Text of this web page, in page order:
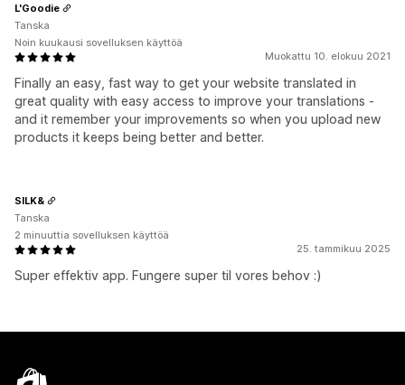
Muokattu 10. elokuu 2021
Finally an easy, fast way to get your website translated in
great quality with easy access to improve your translations -
and it remember your improvements so when you upload new
products it keeps being better and better.
L'Goodie
Tanska
Noin kuukausi sovelluksen käyttöä
25. tammikuu 2025
Super effektiv app. Fungere super til vores behov :)
SILK&
Tanska
2 minuuttia sovelluksen käyttöä